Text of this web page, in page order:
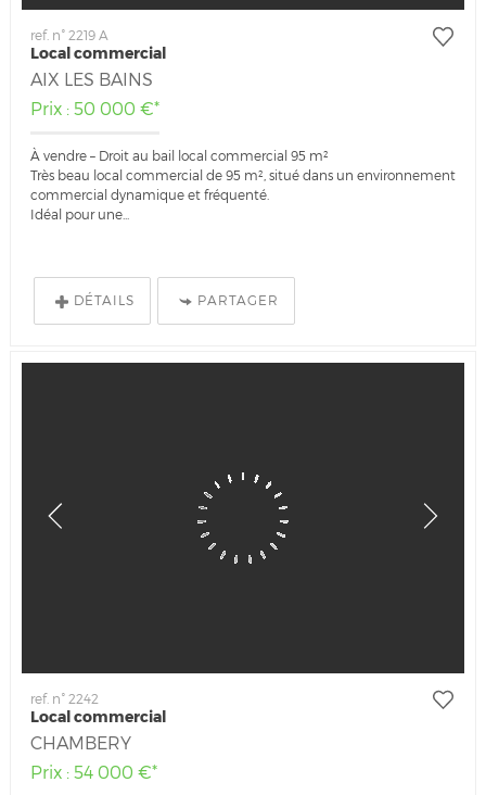
ref. n° 2219 A
Local commercial
AIX LES BAINS
Prix : 50 000 €*
À vendre – Droit au bail local commercial 95 m²
Très beau local commercial de 95 m², situé dans un environnement
commercial dynamique et fréquenté.
Idéal pour une...
DÉTAILS PARTAGER
ref. n° 2242
Local commercial
CHAMBERY
Prix : 54 000 €*